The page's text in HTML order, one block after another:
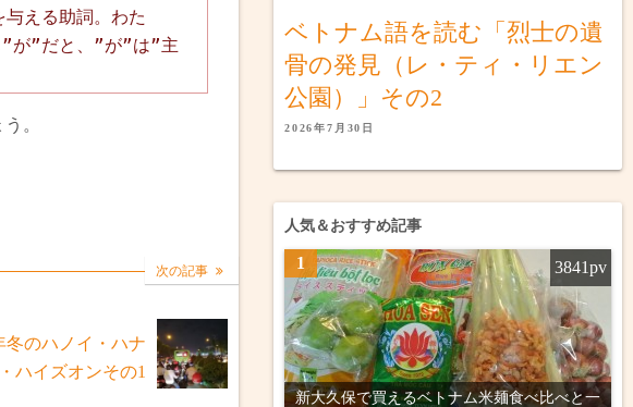
与える助詞。わた
が”だと、”が”は”主
。
次の記事
冬のハノイ・ハナ
ハイズオンその1
ベトナム語を読む「烈士の遺
骨の発見（レ・ティ・リエン
公園）」その2
2026年7月30日
人気＆おすすめ記事
1
新大久保で買えるベトナム米麺食べ比べと一
3841pv